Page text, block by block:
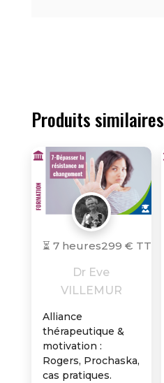
Produits similaires
⏳ 7 heures299 € TTC
Dr Eve
VILLEMUR
Alliance
thérapeutique &
motivation :
Rogers, Prochaska,
cas pratiques.